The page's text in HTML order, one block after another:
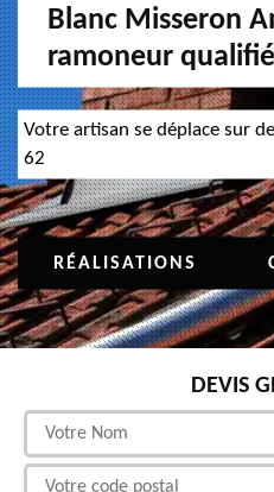
Blanc Misseron
ramoneur qualifié
Votre artisan se déplace sur
62
RÉALISATIONS
DEVIS